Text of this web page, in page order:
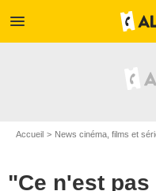
menu
Accueil News cinéma, films et
"Ce n'est